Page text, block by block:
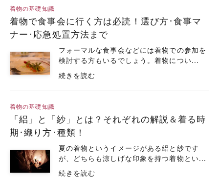
着物の基礎知識
着物で食事会に行く方は必読！選び方･食事マ
ナー･応急処置方法まで
フォーマルな食事会などには着物での参加を
検討する方もいるでしょう。着物につい...
続きを読む
着物の基礎知識
「絽」と「紗」とは？それぞれの解説＆着る時
期･織り方･種類！
夏の着物というイメージがある絽と紗です
が、どちらも涼しげな印象を持つ着物とい...
続きを読む